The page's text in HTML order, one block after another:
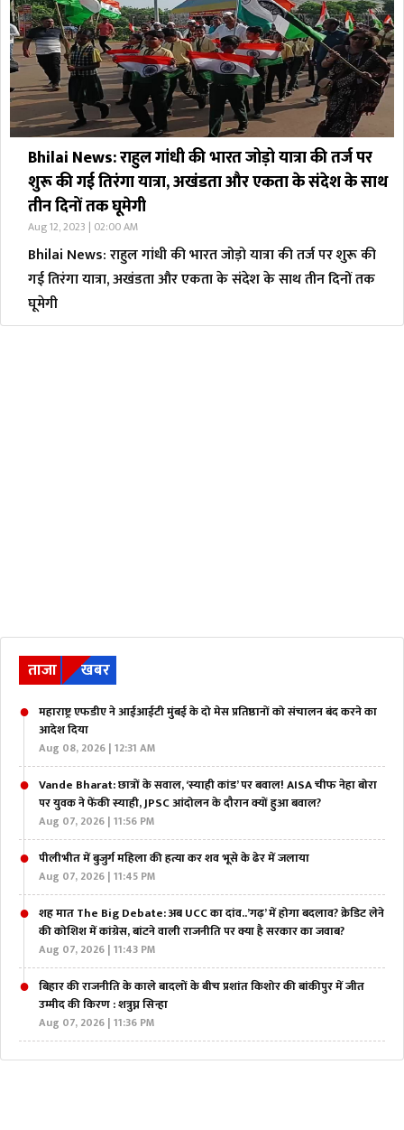
Bhilai News: राहुल गांधी की भारत जोड़ो यात्रा की तर्ज पर
शुरू की गई तिरंगा यात्रा, अखंडता और एकता के संदेश के साथ
तीन दिनों तक घूमेगी
Aug 12, 2023 | 02:00 AM
Bhilai News: राहुल गांधी की भारत जोड़ो यात्रा की तर्ज पर शुरू की
गई तिरंगा यात्रा, अखंडता और एकता के संदेश के साथ तीन दिनों तक
घूमेगी
ताजा खबर
महाराष्ट्र एफडीए ने आईआईटी मुंबई के दो मेस प्रतिष्ठानों को संचालन बंद करने का
आदेश दिया
Aug 08, 2026 | 12:31 AM
Vande Bharat: छात्रों के सवाल, ‘स्याही कांड’ पर बवाल! AISA चीफ नेहा बोरा
पर युवक ने फेंकी स्याही, JPSC आंदोलन के दौरान क्यों हुआ बवाल?
Aug 07, 2026 | 11:56 PM
पीलीभीत में बुजुर्ग महिला की हत्या कर शव भूसे के ढेर में जलाया
Aug 07, 2026 | 11:45 PM
शह मात The Big Debate: अब UCC का दांव..’गढ़’ में होगा बदलाव? क्रेडिट लेने
की कोशिश में कांग्रेस, बांटने वाली राजनीति पर क्या है सरकार का जवाब?
Aug 07, 2026 | 11:43 PM
बिहार की राजनीति के काले बादलों के बीच प्रशांत किशोर की बांकीपुर में जीत
उम्मीद की किरण : शत्रुघ्न सिन्हा
Aug 07, 2026 | 11:36 PM